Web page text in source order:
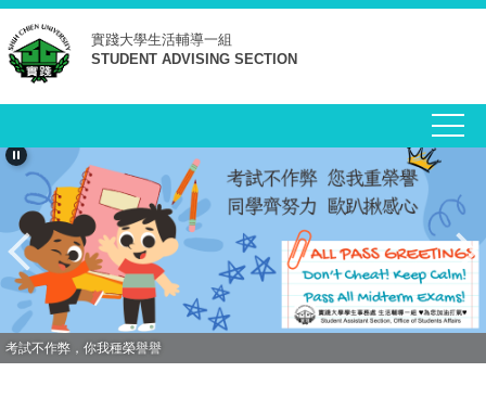
跳
到
主
要
容
區
實踐大學生活輔導一組
STUDENT ADVISING SECTION
考試不作弊，你我種榮譽譽